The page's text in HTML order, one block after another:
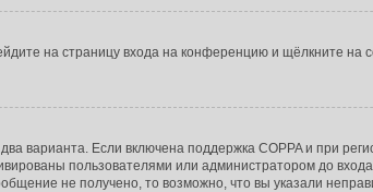
на страницу входа на конференцию и щёлкните на
варианта. Если включена поддержка COPPA и при
пользователями или администратором до
не получено, то возможно, что вы указали